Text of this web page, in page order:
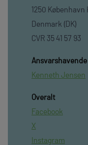
1250 København
Denmark (DK)
CVR 35 41 57 93
Ansvarshavende
Kenneth Jensen
Overalt
Facebook
X
Instagram